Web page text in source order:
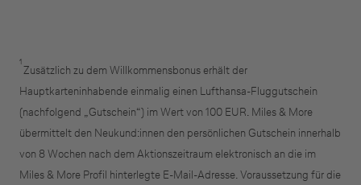
1
Zusätzlich zu dem Willkommensbonus erhält der
Hauptkarteninhabende einmalig einen Lufthansa-Fluggutschein
(nachfolgend „Gutschein“) im Wert von 100 EUR. Miles & More
übermittelt den Neukund:innen den persönlichen Gutschein innerhalb
von 8 Wochen nach dem Aktionszeitraum elektronisch an die im
Miles & More Profil hinterlegte E-Mail-Adresse. Voraussetzung für die